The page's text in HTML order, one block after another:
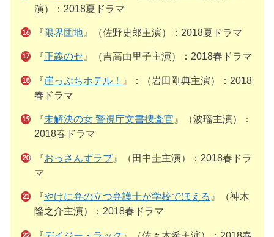
演）：2018夏ドラマ
『限界団地』（佐野史郎主演）：2018夏ドラマ
『 正義のセ』（吉高由里子主演）：2018春ドラマ
『崖っぷちホテル！
』：（岩田剛典主演）：2018
春ドラマ
『 未解決の女 警視庁文書捜査官』（波瑠主演）：
2018春ドラマ
『おっさんずラブ』（田中圭主演）：2018春ドラ
マ
『やけに弁の立つ弁護士が学校でほえる 』（神木
隆之介主演）：2018春ドラマ